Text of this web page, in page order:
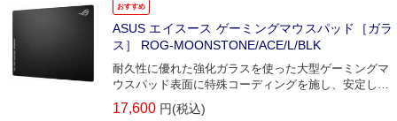
おすすめ
ASUS エイスース ゲーミングマウスパッド［ガラ
ス］ ROG-MOONSTONE/ACE/L/BLK
耐久性に優れた強化ガラスを使った大型ゲーミングマ
ウスパッド表面に特殊コーディングを施し、安定した
マウス操作が可能。
17,600 円(税込)